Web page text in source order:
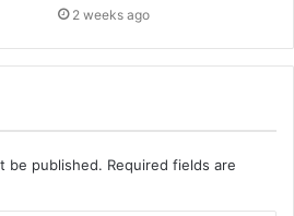
2 weeks ago
be published. Required fields are